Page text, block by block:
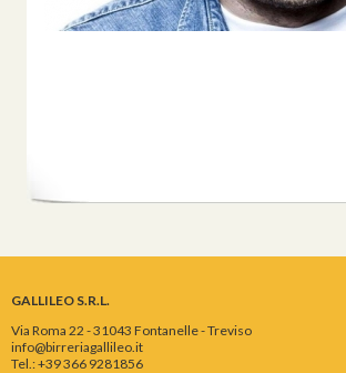
GALLILEO S.R.L.
Via Roma 22 - 31043 Fontanelle - Treviso
info@birreriagallileo.it
Tel.: +39 366 9281856